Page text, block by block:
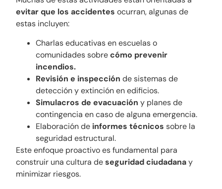
evitar que los accidentes ocurran, algunas de
estas incluyen:
Charlas educativas en escuelas o
comunidades sobrecómo prevenir
incendios.
Revisión e inspección de sistemas de
detección y extinción en edificios.
Simulacros de evacuación y planes de
contingencia en caso de alguna emergencia.
Elaboración de informes técnicos sobre la
seguridad estructural.
Este enfoque proactivo es fundamental para
construir una cultura deseguridad ciudadanay
minimizar riesgos.